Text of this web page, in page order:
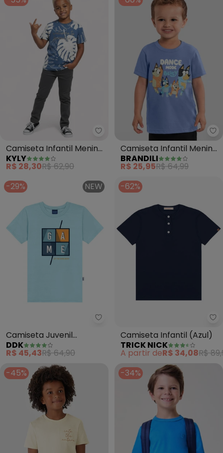
Kyly - Camiseta
Camiseta Infantil Menino
Lettering (Azul)
KYLY
R$ 28,30R$ 62,90
Camiseta Infantil Menino
da Bluey em Puff (Azul)
BRANDILI
R$ 25,95R$ 64,99
-29%
NEW
Camiseta Juvenil
Estampa Game (Azul)
DDK
R$ 45,43R$ 64,90
-62%
Camiseta Infantil (Azul)
TRICK NICK
A partir deR$ 34,08R$
-45%
-34%